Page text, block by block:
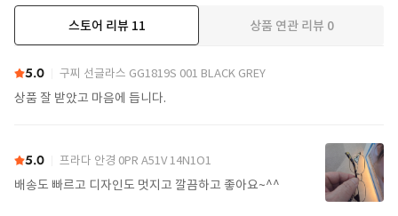
스토어 리뷰 11 상품 연관 리뷰 0
5.0 구찌 선글라스 GG1819S 001 BLACK GREY
상품 잘 받았고 마음에 듭니다.
5.0 프라다 안경 0PR A51V 14N1O1
배송도 빠르고 디자인도 멋지고 깔끔하고 좋아요~^^